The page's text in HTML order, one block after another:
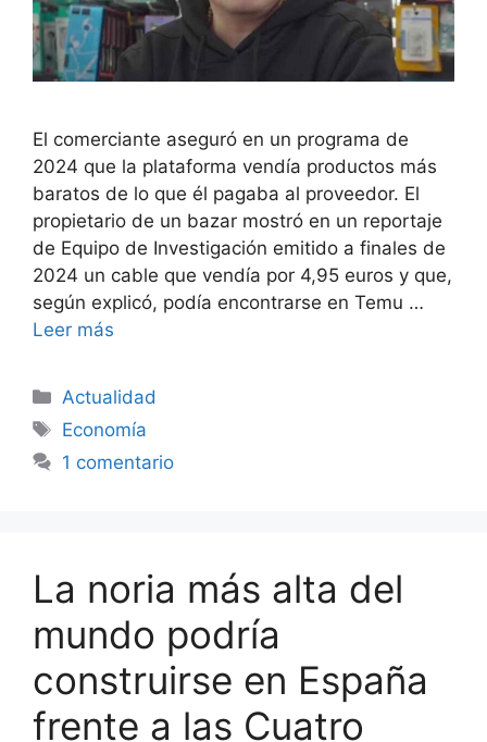
El comerciante aseguró en un programa de
2024 que la plataforma vendía productos más
baratos de lo que él pagaba al proveedor. El
propietario de un bazar mostró en un reportaje
de Equipo de Investigación emitido a finales de
2024 un cable que vendía por 4,95 euros y que,
según explicó, podía encontrarse en Temu …
Leer más
Categorías
Actualidad
Etiquetas
Economía
1 comentario
La noria más alta del
mundo podría
construirse en España
frente a las Cuatro